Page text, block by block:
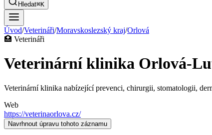
Hledat⌘K
Úvod/Veterináři/Moravskoslezský kraj/Orlová
🏥 Veterináři
Veterinární klinika Orlová-
Veterinární klinika nabízející prevenci, chirurgii, stomatologii,
Web
https://veterinaorlova.cz/
Navrhnout úpravu tohoto záznamu